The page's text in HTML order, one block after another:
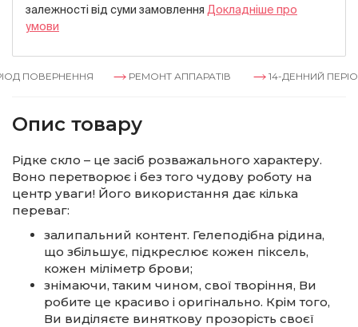
залежностi вiд суми замовлення Докладнiше про
умови
ПОВЕРНЕННЯ РЕМОНТ АППАРАТІВ 14-ДЕННИЙ
Опис товару
Рідке скло – це засіб розважального характеру.
Воно перетворює і без того чудову роботу на
центр уваги! Його використання дає кілька
переваг:
залипальний контент. Гелеподібна рідина,
що збільшує, підкреслює кожен піксель,
кожен міліметр брови;
знімаючи, таким чином, свої творіння, Ви
робите це красиво і оригінально. Крім того,
Ви виділяєте виняткову прозорість своєї